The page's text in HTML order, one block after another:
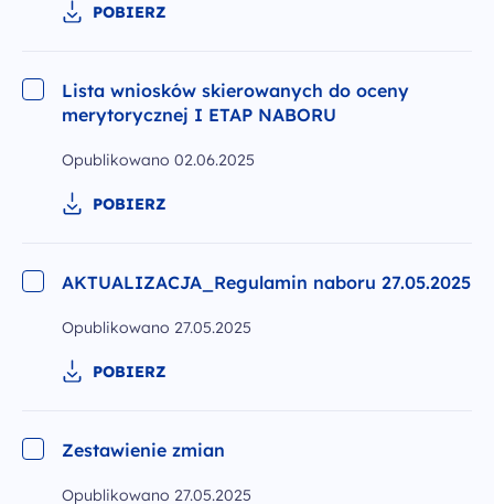
POBIERZ
Lista wniosków skierowanych do oceny
merytorycznej I ETAP NABORU
Opublikowano 02.06.2025
POBIERZ
AKTUALIZACJA_Regulamin naboru 27.05.2025
Opublikowano 27.05.2025
POBIERZ
Zestawienie zmian
Opublikowano 27.05.2025